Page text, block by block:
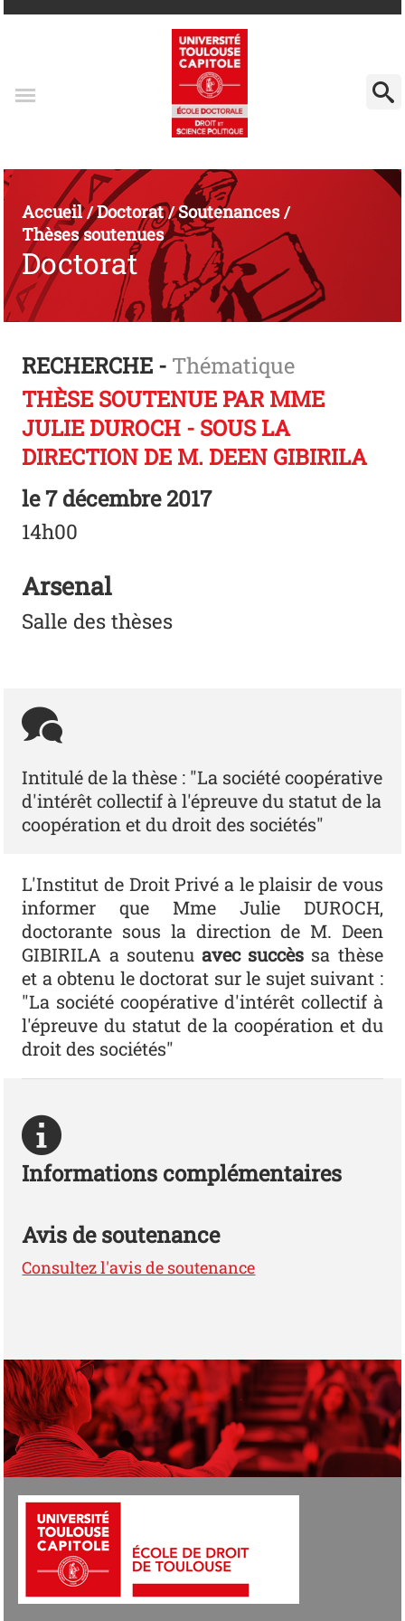
Accueil/Doctorat/Soutenances/
Thèses soutenues
Doctorat
RECHERCHE - Thématique
THÈSE SOUTENUE PAR MME
JULIE DUROCH - SOUS LA
DIRECTION DE M. DEEN GIBIRILA
le7 décembre 2017
14h00
Arsenal
Salle des thèses
Intitulé de la thèse : "La société coopérative
d'intérêt collectif à l'épreuve du statut de la
coopération et du droit des sociétés"
L'Institut de Droit Privé a le plaisir de vous
informer que Mme Julie DUROCH,
doctorante sous la direction de M. Deen
GIBIRILA a soutenu avec succès sa thèse
et a obtenu le doctorat sur le sujet suivant :
"La société coopérative d'intérêt collectif à
l'épreuve du statut de la coopération et du
droit des sociétés"
Informations complémentaires
Avis de soutenance
Consultez l'avis de soutenance